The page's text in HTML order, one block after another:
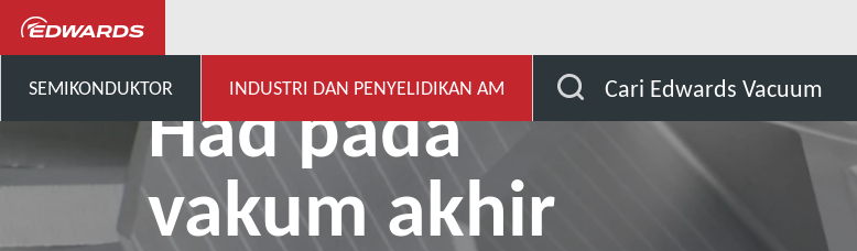
SEMIKONDUKTOR INDUSTRI DAN PENYELIDIKAN AM Cari Edwards Vacuum
Had pada vakum akhir yang
Had pada
vakum akhir